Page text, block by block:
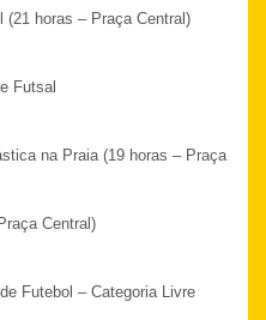
(21 horas – Praça Central)
Futsal
na Praia (19 horas – Praça
Central)
Futebol – Categoria Livre